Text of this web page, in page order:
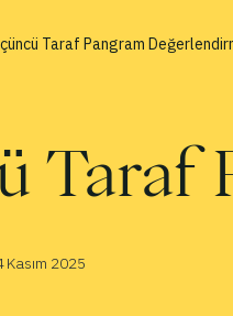
Taraf Pangram
Taraf
Kasım 2025